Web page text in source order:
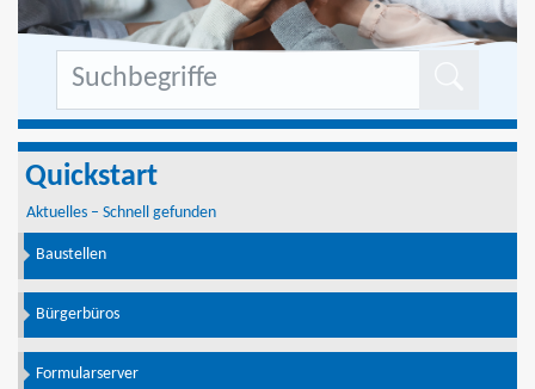
Quickstart
Aktuelles – Schnell gefunden
Baustellen
Bürgerbüros
Formularserver